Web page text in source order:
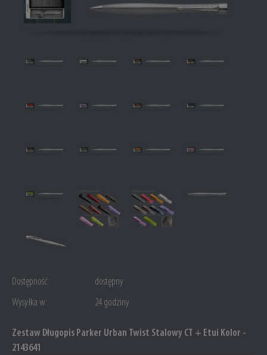
Dostępność:
dostępny
Wysyłka w:
24 godziny
Zestaw Długopis Parker Urban Twist Stalowy CT + Etui Kolor -
2143641